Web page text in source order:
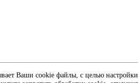
Ваши cookie файлы, с целью настройки